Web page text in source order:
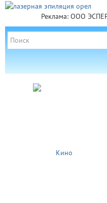
Реклама: ООО
Кино